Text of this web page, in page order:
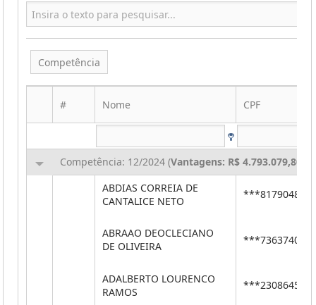
Competência
# Nome CPF
Competência: 12/2024 (Vantagens: R$ 4.793.079,80
ABDIAS CORREIA DE
CANTALICE NETO
***81790484**
ABRAAO DEOCLECIANO
DE OLIVEIRA
***73637402**
ADALBERTO LOURENCO
RAMOS
***23086456**